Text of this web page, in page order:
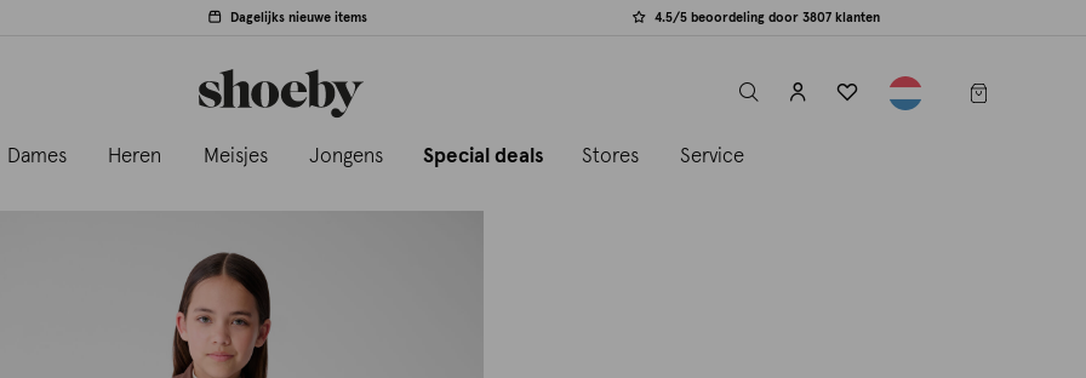
Dagelijks nieuwe items 4.5/5 beoordeling door 3807 klanten
label.header.toggle
Dames Heren Meisjes Jongens Special deals Stores Service